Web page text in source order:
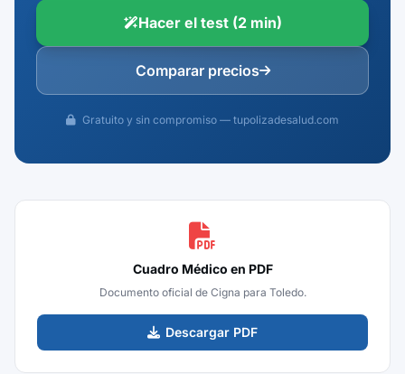
Hacer el test (2 min)
Comparar precios
Gratuito y sin compromiso — tupolizadesalud.com
Cuadro Médico en PDF
Documento oficial de Cigna para Toledo.
Descargar PDF